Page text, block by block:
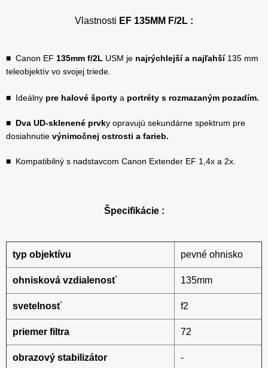
Vlastnosti EF 135MM F/2L :
■ Canon EF 135mm f/2L USM je najrýchlejší a najľahší135 mm
teleobjektív vo svojej triede.
■ Ideálny pre halové športy a portréty s rozmazaným pozadím.
■ Dva UD-sklenené prvky opravujú sekundárne spektrum pre
dosiahnutie výnimočnej ostrosti a farieb.
■ Kompatibilný s nadstavcom Canon Extender EF 1,4x a 2x.
Špecifikácie :
typ objektívu pevné ohnisko
ohnisková vzdialenosť 135mm
svetelnosť f2
priemer filtra 72
obrazový stabilizátor -